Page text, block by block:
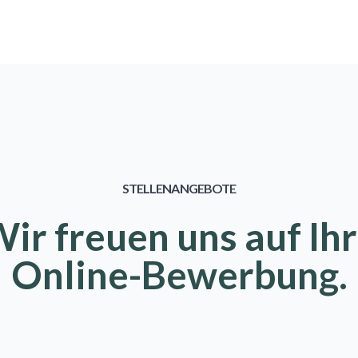
STELLENANGEBOTE
freuen uns auf
Online-Bewerbung.